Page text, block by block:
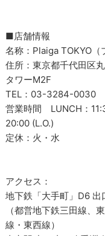
■店舗情報
名称：Plaiga TOKYO（
住所：東京都千代田区
タワーM2F
TEL：03-3284-0030
営業時間 LUNCH：
20:00 (L.O.)
定休：火・水
アクセス：
地下鉄「大手町」D6 出
（都営地下鉄三田線、
線・東西線）